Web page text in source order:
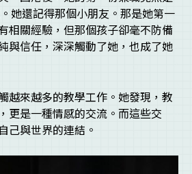
她還記得那個小朋友。那是她第一
相關經驗，但那個孩子卻毫不防備
與信任，深深觸動了她，也成了她
越來越多的教學工作。她發現，教
更是一種情感的交流。而這些交
己與世界的連結。